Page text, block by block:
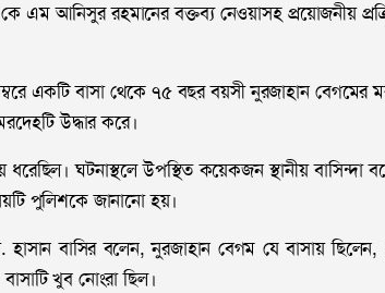
এম আনিসুর রহমানের বক্তব্য নেওয়াসহ প্রয়োজনীয়
একটি বাসা থেকে ৭৫ বছর বয়সী নুরজাহান বেগমের
উদ্ধার করে।
ঘটনাস্থলে উপস্থিত কয়েকজন স্থানীয় বাসিন্দা
পুলিশকে জানানো হয়।
হাসান বাসির বলেন, নুরজাহান বেগম যে বাসায়
খুব নোংরা ছিল।